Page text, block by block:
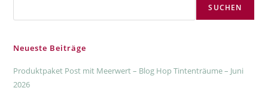
SUCHEN
Neueste Beiträge
Produktpaket Post mit Meerwert – Blog Hop Tintenträume – Juni
2026